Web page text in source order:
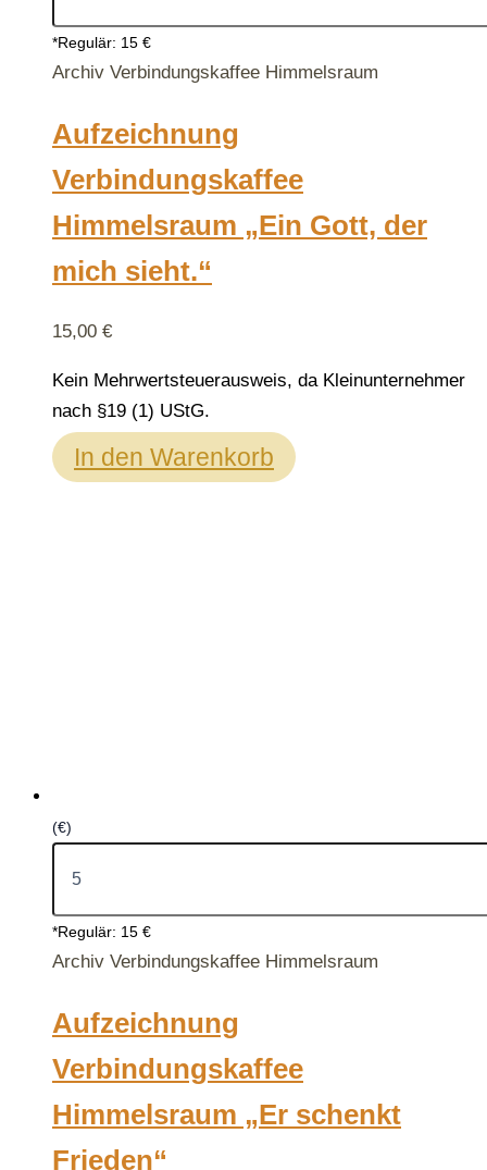
*Regulär: 15 €
Archiv Verbindungskaffee Himmelsraum
Aufzeichnung
Verbindungskaffee
Himmelsraum „Ein Gott, der
mich sieht.“
15,00 €
Kein Mehrwertsteuerausweis, da Kleinunternehmer
nach §19 (1) UStG.
In den Warenkorb
(€)
*Regulär: 15 €
Archiv Verbindungskaffee Himmelsraum
Aufzeichnung
Verbindungskaffee
Himmelsraum „Er schenkt
Frieden“